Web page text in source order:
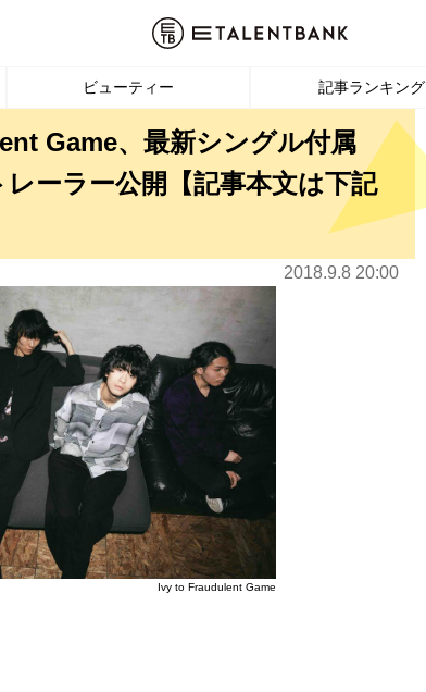
ビューティー 記事ランキング
Game、最新シングル付属
ーラー公開【記事本文は下記
2018.9.8 20:00
Ivy to Fraudulent Game